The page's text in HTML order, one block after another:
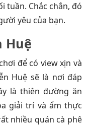
tuần. Chắc chắn, đó
yêu của bạn.
Huệ
để có view xịn và
Huệ sẽ là nơi đáp
là thiên đường ăn
giải trí và ẩm thực
nhiều quán cà phê